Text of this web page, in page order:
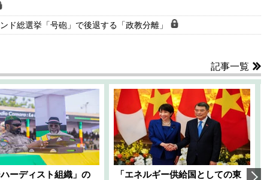
総選挙「号砲」で後退する「政教分離」
記事一覧
ーディスト組織」の
「エネルギー供給国としての東